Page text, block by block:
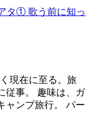
タ① 歌う前に知っ
現在に至る。旅
従事。 趣味は、ガ
ャンプ旅行。 パー